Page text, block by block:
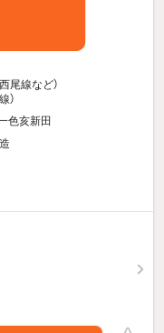
尾線など）
）
色亥新田